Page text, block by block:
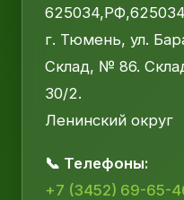
г. Тюмень, ул.
Склад, № 86.
30/2.
Ленинский округ
📞 Телефоны:
+7 (3452) 69-65-